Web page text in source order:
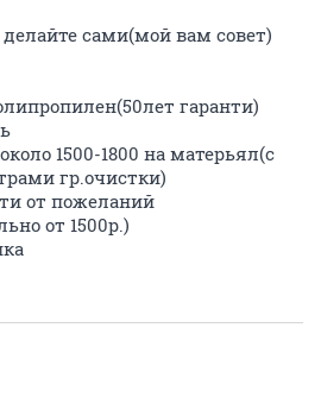
сами(мой вам совет)
гаранти)
1500-1800 на матерьял(с
гр.очистки)
от пожеланий
от 1500р.)